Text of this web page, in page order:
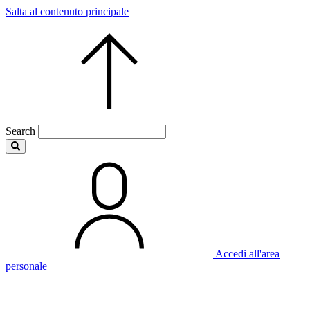
Salta al contenuto principale
Search
Accedi all'area
personale